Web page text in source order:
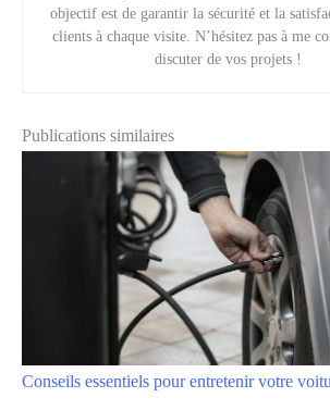
objectif est de garantir la sécurité et la
clients à chaque visite. N’hésitez pas à me
discuter de vos projets !
Publications similaires
Conseils essentiels pour entretenir votre